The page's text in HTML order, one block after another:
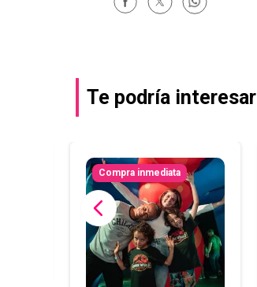
Te podría interesar
Compra inmediata